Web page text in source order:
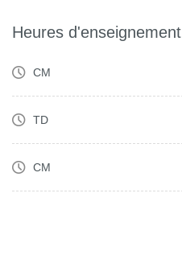
Heures d'enseignement
CM
TD
CM